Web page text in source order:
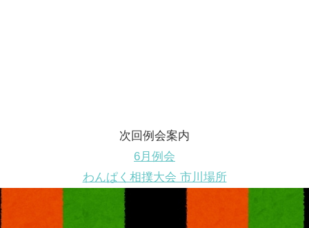
次回例会案内
6月例会
わんぱく相撲大会 市川場所